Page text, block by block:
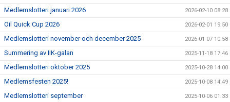
Medlemslotteri januari 2026 2026-02-10 08:28
Oil Quick Cup 2026 2026-02-01 19:50
Medlemslotteri november och december 2025 2026-01-07 10:58
Summering av IIK-galan 2025-11-18 17:46
Medlemslotteri oktober 2025 2025-10-28 14:00
Medlemsfesten 2025! 2025-10-08 14:49
Medlemslotteri september 2025-10-06 01:33